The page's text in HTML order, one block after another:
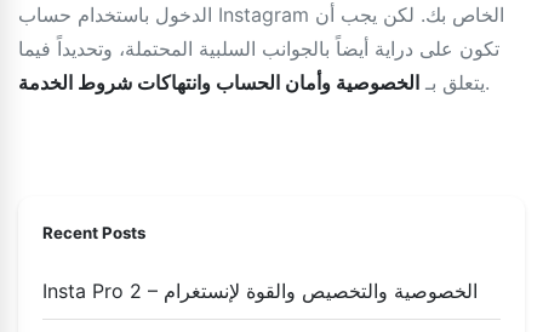
الدخول باستخدام حساب Instagram الخاص بك. لكن يجب أن
تكون على دراية أيضاً بالجوانب السلبية المحتملة، وتحديداً فيما
يتعلق بـ الخصوصية وأمان الحساب وانتهاكات شروط الخدمة .
Recent Posts
Insta Pro 2 – الخصوصية والتخصيص والقوة لإنستغرام